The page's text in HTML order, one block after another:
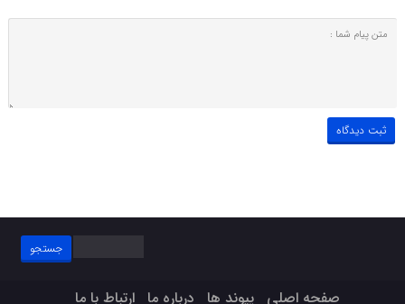
جستجو
برای:
صفحه اصلی پیوند ها درباره ما ارتباط با ما